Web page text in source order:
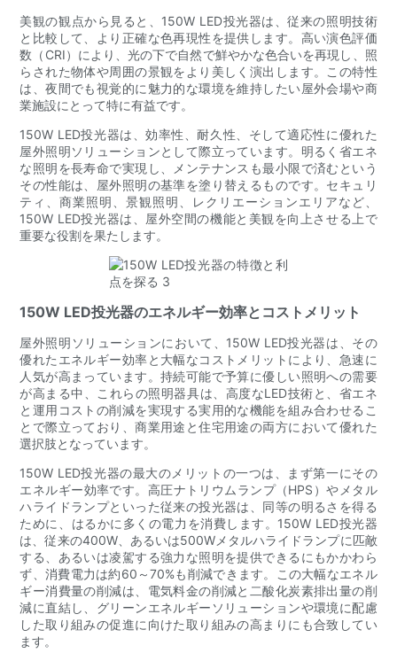
美観の観点から見ると、150W LED投光器は、従来の照明技術
と比較して、より正確な色再現性を提供します。高い演色評価
数（CRI）により、光の下で自然で鮮やかな色合いを再現し、照
らされた物体や周囲の景観をより美しく演出します。この特性
は、夜間でも視覚的に魅力的な環境を維持したい屋外会場や商
業施設にとって特に有益です。
150W LED投光器は、効率性、耐久性、そして適応性に優れた
屋外照明ソリューションとして際立っています。明るく省エネ
な照明を長寿命で実現し、メンテナンスも最小限で済むという
その性能は、屋外照明の基準を塗り替えるものです。セキュリ
ティ、商業照明、景観照明、レクリエーションエリアなど、
150W LED投光器は、屋外空間の機能と美観を向上させる上で
重要な役割を果たします。
150W LED投光器のエネルギー効率とコストメリット
屋外照明ソリューションにおいて、150W LED投光器は、その
優れたエネルギー効率と大幅なコストメリットにより、急速に
人気が高まっています。持続可能で予算に優しい照明への需要
が高まる中、これらの照明器具は、高度なLED技術と、省エネ
と運用コストの削減を実現する実用的な機能を組み合わせるこ
とで際立っており、商業用途と住宅用途の両方において優れた
選択肢となっています。
150W LED投光器の最大のメリットの一つは、まず第一にその
エネルギー効率です。高圧ナトリウムランプ（HPS）やメタル
ハライドランプといった従来の投光器は、同等の明るさを得る
ために、はるかに多くの電力を消費します。150W LED投光器
は、従来の400W、あるいは500Wメタルハライドランプに匹敵
する、あるいは凌駕する強力な照明を提供できるにもかかわら
ず、消費電力は約60～70%も削減できます。この大幅なエネル
ギー消費量の削減は、電気料金の削減と二酸化炭素排出量の削
減に直結し、グリーンエネルギーソリューションや環境に配慮
した取り組みの促進に向けた取り組みの高まりにも合致してい
ます。